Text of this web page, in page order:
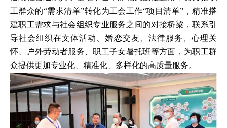
工群众的“需求清单”转化为工会工作“项目清单”，精准搭
建职工需求与社会组织专业服务之间的对接桥梁，联系引
导社会组织在文体活动、婚恋交友、法律服务、心理关
怀、户外劳动者服务、职工子女暑托班等方面，为职工群
众提供更加专业化、精准化、多样化的高质量服务。